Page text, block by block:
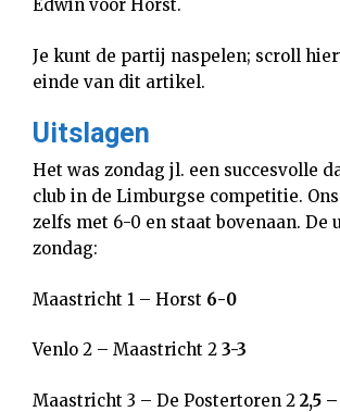
Edwin voor Horst.
Je kunt de partij naspelen; scroll
einde van dit artikel.
Uitslagen
Het was zondag jl. een succesvolle
club in de Limburgse competitie.
zelfs met 6-0 en staat bovenaan. De
zondag:
Maastricht 1 – Horst 6-0
Venlo 2 – Maastricht 2 3-3
Maastricht 3 – De Postertoren 2 2,5